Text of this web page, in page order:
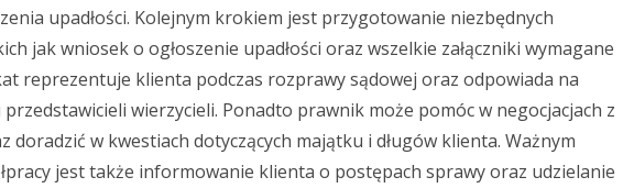
upadłości. Kolejnym krokiem jest przygotowanie niezbędnych
jak wniosek o ogłoszenie upadłości oraz wszelkie załączniki wymagane
reprezentuje klienta podczas rozprawy sądowej oraz odpowiada na
wierzycieli. Ponadto prawnik może pomóc w negocjacjach z
doradzić w kwestiach dotyczących majątku i długów klienta. Ważnym
jest także informowanie klienta o postępach sprawy oraz udzielanie